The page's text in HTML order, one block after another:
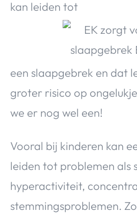
Over Valerie
De Top 5
VALERIE'S
Travel
kan leiden tot
een slaapgebrek en dat
groter risico op
we er nog wel een!
Vooral bij kinderen kan
leiden tot problemen als
hyperactiviteit,
stemmingsproblemen.